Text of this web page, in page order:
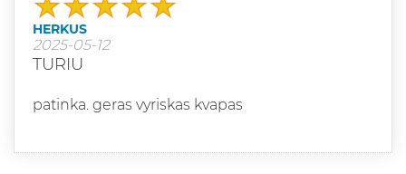
HERKUS
2025-05-12
TURIU
patinka. geras vyriskas kvapas